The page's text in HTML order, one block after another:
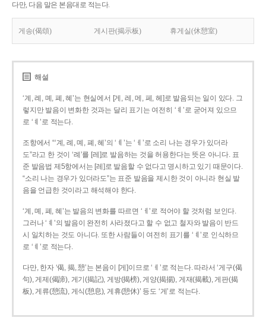
다만, 다음 말은 본음대로 적는다.
게송(偈頌) 게시판(揭示板) 휴게실(休憩室)
해설
‘계, 례, 몌, 폐, 혜’는 현실에서 [게, 레, 메, 페, 헤]로 발음되는 일이 있다. 그
렇지만 발음이 변화한 것과는 달리 표기는 여전히 ‘ㅖ’로 굳어져 있으므
로 ‘ㅖ’로 적는다.
조항에서 “‘계, 례, 몌, 폐, 혜’의 ‘ㅖ’는 ‘ㅔ’로 소리 나는 경우가 있더라
도”라고 한 것이 ‘례’를 [레]로 발음하는 것을 허용한다는 뜻은 아니다. 표
준 발음법 제5항에서는 [레]로 발음할 수 없다고 명시하고 있기 때문이다.
“소리 나는 경우가 있더라도”는 표준 발음을 제시한 것이 아니라 현실 발
음을 언급한 것이라고 해석해야 한다.
‘계, 몌, 폐, 혜’는 발음의 변화를 따르면 ‘ㅔ’로 적어야 할 것처럼 보인다.
그러나 ‘ㅖ’의 발음이 완전히 사라졌다고 할 수 없고 철자와 발음이 반드
시 일치하는 것도 아니다. 또한 사람들이 여전히 표기를 ‘ㅖ’로 인식하므
로 ‘ㅖ’로 적는다.
다만, 한자 ‘偈, 揭, 憩’는 본음이 [게]이므로 ‘ㅔ’로 적는다. 따라서 ‘게구(偈
句), 게제(偈諦), 게기(揭記), 게방(揭榜), 게양(揭揚), 게재(揭載), 게판(揭
板), 게류(憩流), 게식(憩息), 게휴(憩休)’ 등도 ‘게’로 적는다.